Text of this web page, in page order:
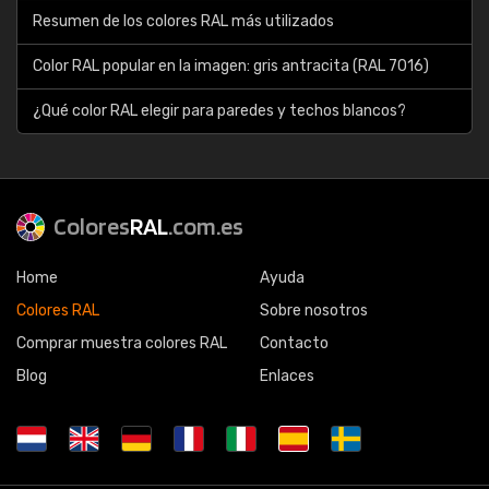
Resumen de los colores RAL más utilizados
Color RAL popular en la imagen: gris antracita (RAL 7016)
¿Qué color RAL elegir para paredes y techos blancos?
ColoresRAL.com.es
Home
Colores RAL
Comprar muestra colores RAL
Blog
Ayuda
Sobre nosotros
Contacto
Enlaces